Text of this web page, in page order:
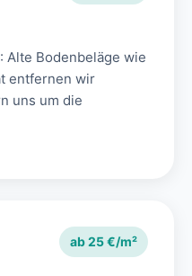
: Alte Bodenbeläge wie
entfernen wir
uns um die
ab 25 €/m²